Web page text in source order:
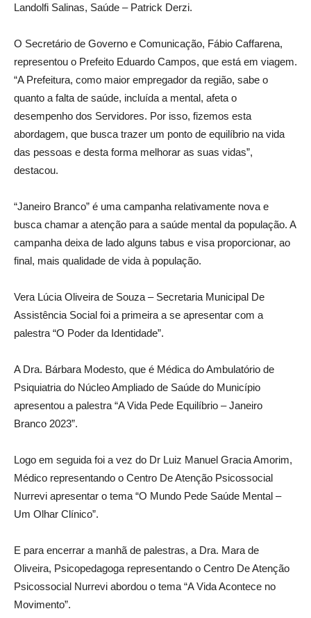
Landolfi Salinas, Saúde – Patrick Derzi.
O Secretário de Governo e Comunicação, Fábio Caffarena,
representou o Prefeito Eduardo Campos, que está em viagem.
“A Prefeitura, como maior empregador da região, sabe o
quanto a falta de saúde, incluída a mental, afeta o
desempenho dos Servidores. Por isso, fizemos esta
abordagem, que busca trazer um ponto de equilíbrio na vida
das pessoas e desta forma melhorar as suas vidas”,
destacou.
“Janeiro Branco” é uma campanha relativamente nova e
busca chamar a atenção para a saúde mental da população. A
campanha deixa de lado alguns tabus e visa proporcionar, ao
final, mais qualidade de vida à população.
Vera Lúcia Oliveira de Souza – Secretaria Municipal De
Assistência Social foi a primeira a se apresentar com a
palestra “O Poder da Identidade”.
A Dra. Bárbara Modesto, que é Médica do Ambulatório de
Psiquiatria do Núcleo Ampliado de Saúde do Município
apresentou a palestra “A Vida Pede Equilíbrio – Janeiro
Branco 2023”.
Logo em seguida foi a vez do Dr Luiz Manuel Gracia Amorim,
Médico representando o Centro De Atenção Psicossocial
Nurrevi apresentar o tema “O Mundo Pede Saúde Mental –
Um Olhar Clínico”.
E para encerrar a manhã de palestras, a Dra. Mara de
Oliveira, Psicopedagoga representando o Centro De Atenção
Psicossocial Nurrevi abordou o tema “A Vida Acontece no
Movimento”.